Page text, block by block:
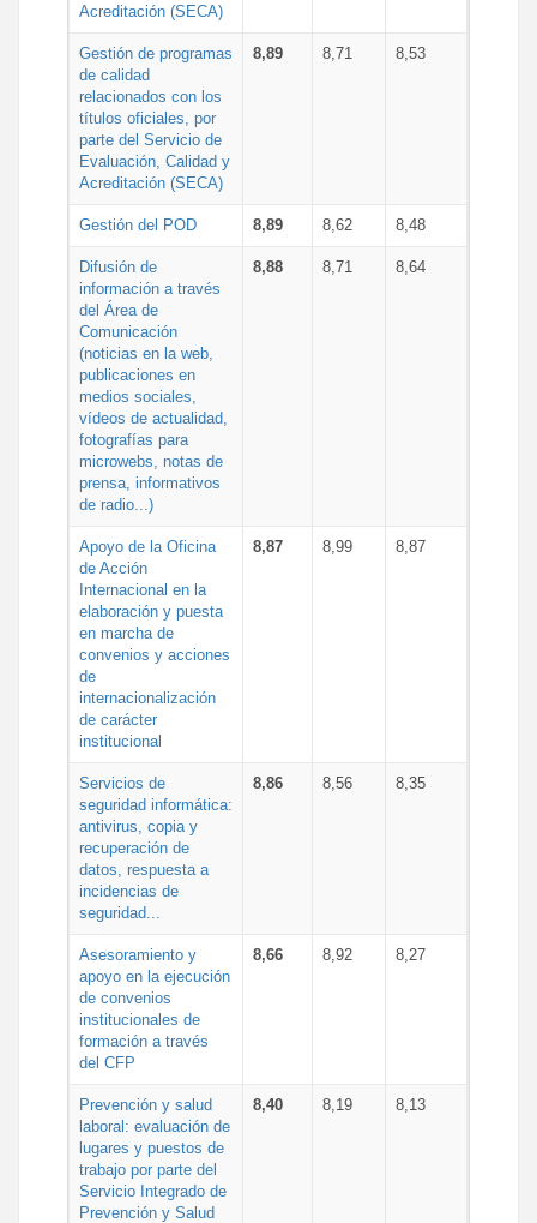
Acreditación (SECA)
Gestión de programas
de calidad
relacionados con los
títulos oficiales, por
parte del Servicio de
Evaluación, Calidad y
Acreditación (SECA)
8,89 8,71 8,53
Gestión del POD 8,89 8,62 8,48
Difusión de
información a través
del Área de
Comunicación
(noticias en la web,
publicaciones en
medios sociales,
vídeos de actualidad,
fotografías para
microwebs, notas de
prensa, informativos
de radio...)
8,88 8,71 8,64
Apoyo de la Oficina
de Acción
Internacional en la
elaboración y puesta
en marcha de
convenios y acciones
de
internacionalización
de carácter
institucional
8,87 8,99 8,87
Servicios de
seguridad informática:
antivirus, copia y
recuperación de
datos, respuesta a
incidencias de
seguridad...
8,86 8,56 8,35
Asesoramiento y
apoyo en la ejecución
de convenios
institucionales de
formación a través
del CFP
8,66 8,92 8,27
Prevención y salud
laboral: evaluación de
lugares y puestos de
trabajo por parte del
Servicio Integrado de
Prevención y Salud
8,40 8,19 8,13